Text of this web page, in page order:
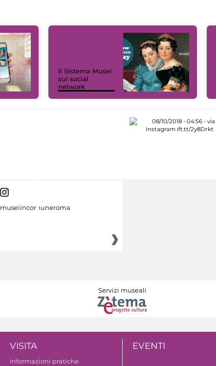
Il Sistema Musei
sui social
network
museiincomuneroma
Servizi museali
VISITA
Informazioni pratiche
EVENTI